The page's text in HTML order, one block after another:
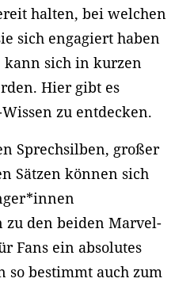
halten, bei welchen
sich engagiert haben
sich in kurzen
Hier gibt es
zu entdecken.
Sprechsilben, großer
Sätzen können sich
den beiden Marvel-
Fans ein absolutes
so bestimmt auch zum